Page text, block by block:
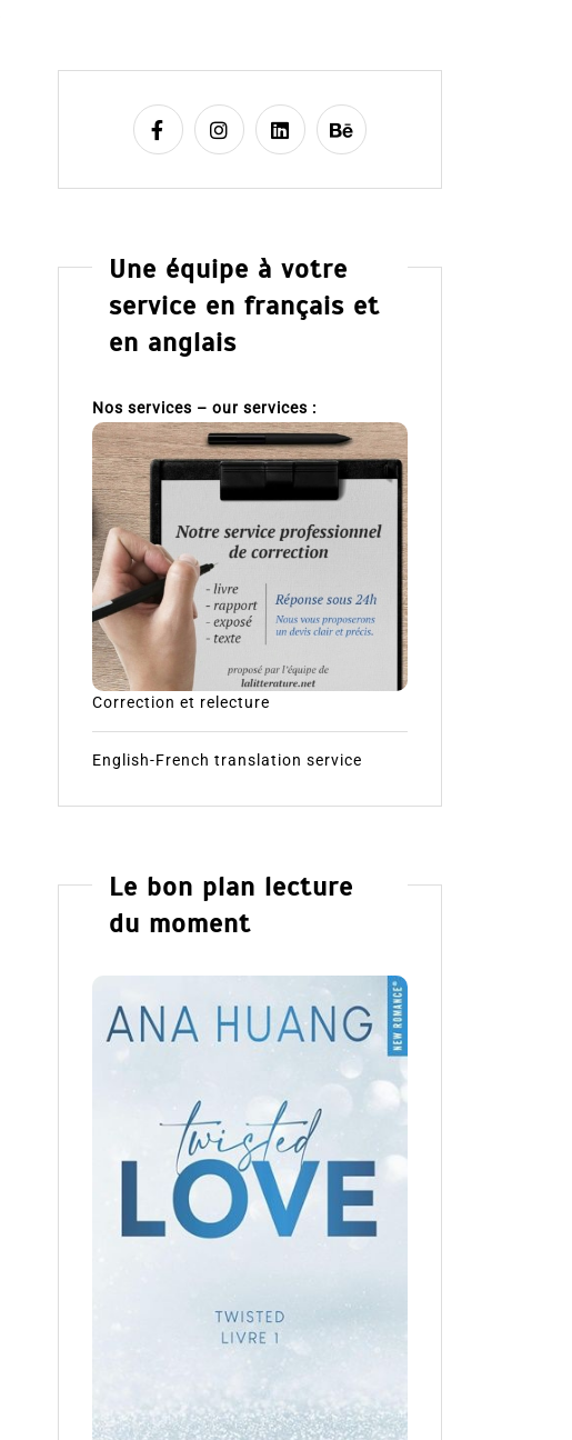
Une équipe à votre
service en français et
en anglais
Nos services – our services :
Correction et relecture
English-French translation service
Le bon plan lecture
du moment